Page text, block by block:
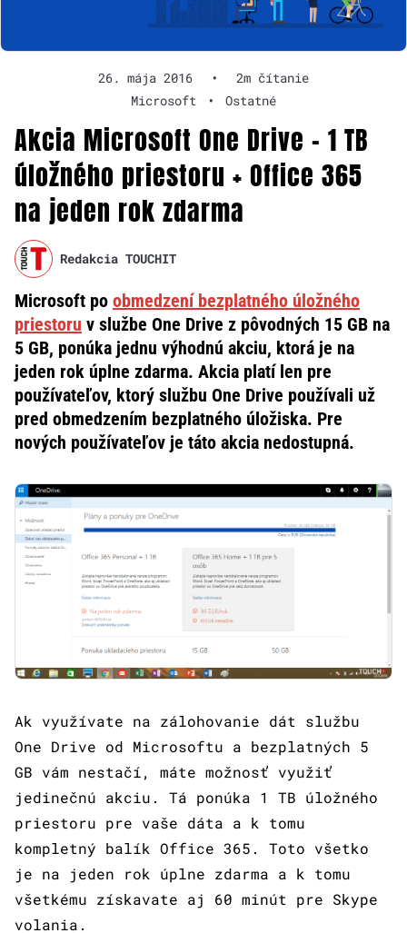
26. mája 2016 •
2m čítanie
Microsoft
• Ostatné
Akcia Microsoft One Drive – 1 TB
úložného priestoru + Office 365
na jeden rok zdarma
Redakcia TOUCHIT
Microsoft po obmedzení bezplatného úložného
priestoru v službe One Drive z pôvodných 15 GB na
5 GB, ponúka jednu výhodnú akciu, ktorá je na
jeden rok úplne zdarma. Akcia platí len pre
používateľov, ktorý službu One Drive používali už
pred obmedzením bezplatného úložiska. Pre
nových používateľov je táto akcia nedostupná.
Ak využívate na zálohovanie dát službu
One Drive od Microsoftu a bezplatných 5
GB vám nestačí, máte možnosť využiť
jedinečnú akciu. Tá ponúka 1 TB úložného
priestoru pre vaše dáta a k tomu
kompletný balík Office 365. Toto všetko
je na jeden rok úplne zdarma a k tomu
všetkému získavate aj 60 minút pre Skype
volania.